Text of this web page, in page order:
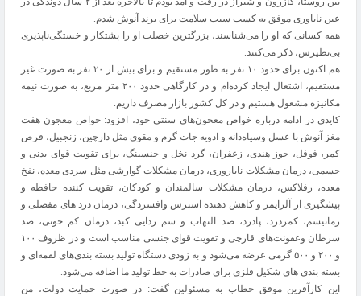
عین ناباوری موفق به کسب سیب سلامت برای برند آنوش شدم.
همه کسانی که او را می‌شناسند، بزرگترین خصلت او را پشتکار و خستگی‌ناپذیری
بی‌نظیرش، ذکر می‌کنند.
هم اکنون برای حدود ۱۰ نفر به طور مستقیم و برای بیش از ۲۰ نفر به صورت غیر
مستقیم، اشتغال ایجاد کرده‌ام و در کارگاهی حدود ۲۰۰ متر مربع، به صورت نیمه
مکانیزه مشغول هستیم و در کل کشور بازار مصرف داریم.
کایدی در ادامه درباره خواص معجون‌های سنتی خود، افزود: خواص معجون هفت
مغز آنوش با عسل وسیاه‌دانه و ادویه جات گرم و مقوی مثل دارچین، زنجبیل، قرص
کمر، فوفل، جوز هندی، زعفران، گرد نخل و جنسینگ، برای تقویت قوای بدنی و
جسمی، درمان مشکلات ناباروری، درمان مشکلات گوارشی مثل سردی معده، نفخ
معده، رفلاکس، درمان مشکلات سالمندان و کودکان، تقویت کننده حافظه و
پیشگیری از آلزایمر و کاهش دهنده استرس وافسردگی، درمان درد های مفصلی و
رماتیسم، کمردرد، پادرد، ضد التهاب و سم زدایی کبد، درمان کم خونی، ضد
سرطان وعفونت‌های قارچی و تقویت قوای جنسی مناسب است و در ظروف ۱۰۰
و ۲۰۰ و ۵۰۰ گرمی عرضه می‌شود و به زودی دستگاه تولید بسته بندی‌های لقمه‌ای و
بسته بندی های شکیل فلزی برای صادرات به خط تولید ما اضافه می‌شود‌.
این کارآفرین موفق خطاب به مسئولین گفت: در صورت حمایت دولت، من